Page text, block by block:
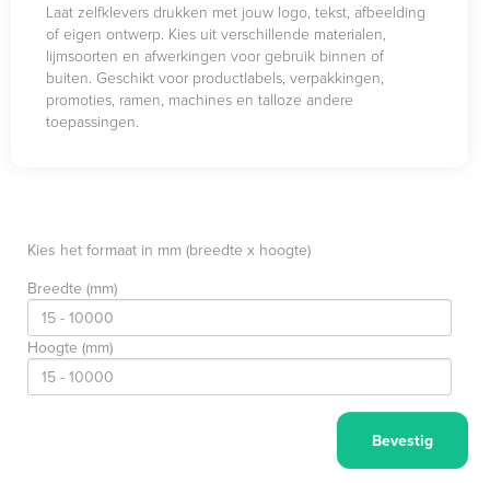
Laat zelfklevers drukken met jouw logo, tekst, afbeelding
of eigen ontwerp. Kies uit verschillende materialen,
lijmsoorten en afwerkingen voor gebruik binnen of
buiten. Geschikt voor productlabels, verpakkingen,
promoties, ramen, machines en talloze andere
toepassingen.
Kies het formaat in mm (breedte x hoogte)
Breedte (mm)
Hoogte (mm)